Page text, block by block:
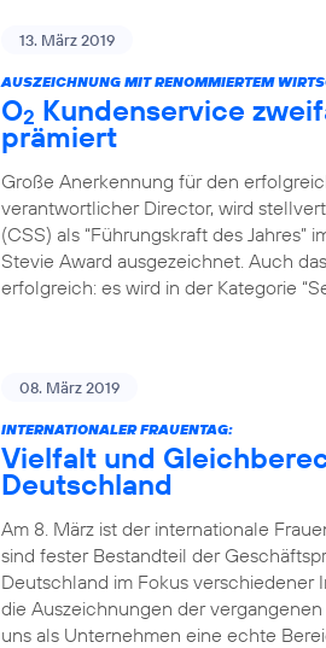
13. März 2019
AUSZEICHNUNG MIT RENOMMIERTEM
O2 Kundenservice
prämiert
Große Anerkennung für den
verantwortlicher Director, wird
(CSS) als “Führungskraft des
Stevie Award ausgezeichnet. Auch
erfolgreich: es wird in der Kategorie
08. März 2019
INTERNATIONALER FRAUENTAG:
Vielfalt und
Deutschland
Am 8. März ist der internationale
sind fester Bestandteil der
Deutschland im Fokus verschiedener
die Auszeichnungen der
uns als Unternehmen eine echte